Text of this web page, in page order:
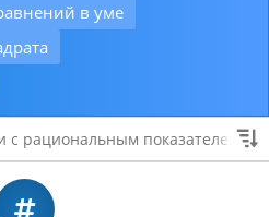
в уме
с рациональным показателем